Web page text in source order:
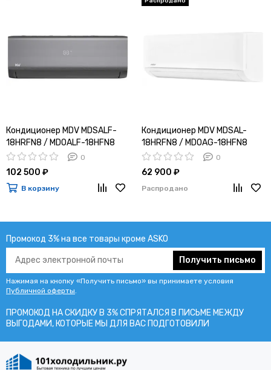
Кондиционер MDV MDSALF-
18HRFN8 / MDOALF-18HFN8
0
102 500 ₽
В корзину
Кондиционер MDV MDSAL-
18HRFN8 / MDOAG-18HFN8
0
62 900 ₽
Распродано
Промокод 3% на все товары кроме ASKO
Получить письмо
Нажимая на кнопку «Получить письмо» вы принимаете условия
Публичной оферты
ПРОМОКОД НА СКИДКУ В 3% СПРЯТАЛСЯ В ПИCЬМЕ МЕЖДУ
ВЫГОДАМИ, КОТОРЫЕ МЫ ДЛЯ ВАС ПОДГОТОВИЛИ